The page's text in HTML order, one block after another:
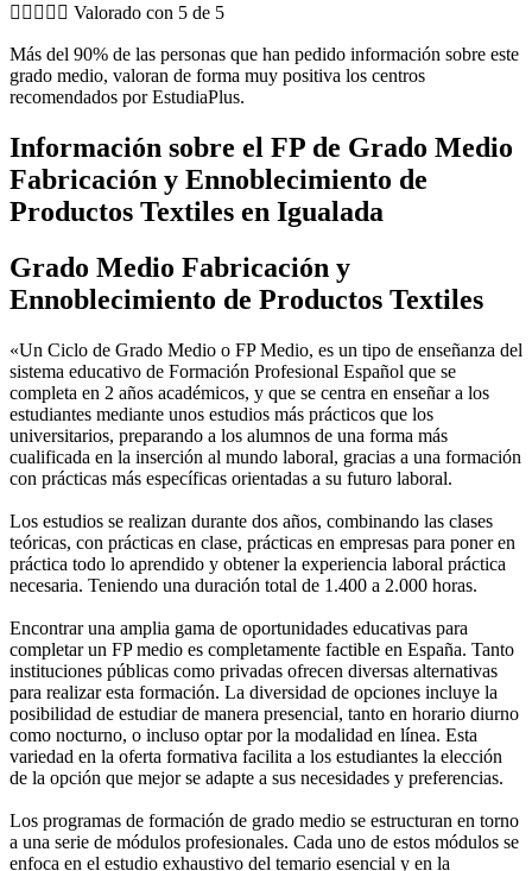
     Valorado con 5 de 5
Más del 90% de las personas que han pedido información sobre este
grado medio, valoran de forma muy positiva los centros
recomendados por EstudiaPlus.
Información sobre el FP de Grado Medio
Fabricación y Ennoblecimiento de
Productos Textiles en Igualada
Grado Medio Fabricación y
Ennoblecimiento de Productos Textiles
«Un Ciclo de Grado Medio o FP Medio, es un tipo de enseñanza del
sistema educativo de Formación Profesional Español que se
completa en 2 años académicos, y que se centra en enseñar a los
estudiantes mediante unos estudios más prácticos que los
universitarios, preparando a los alumnos de una forma más
cualificada en la inserción al mundo laboral, gracias a una formación
con prácticas más específicas orientadas a su futuro laboral.
Los estudios se realizan durante dos años, combinando las clases
teóricas, con prácticas en clase, prácticas en empresas para poner en
práctica todo lo aprendido y obtener la experiencia laboral práctica
necesaria. Teniendo una duración total de 1.400 a 2.000 horas.
Encontrar una amplia gama de oportunidades educativas para
completar un FP medio es completamente factible en España. Tanto
instituciones públicas como privadas ofrecen diversas alternativas
para realizar esta formación. La diversidad de opciones incluye la
posibilidad de estudiar de manera presencial, tanto en horario diurno
como nocturno, o incluso optar por la modalidad en línea. Esta
variedad en la oferta formativa facilita a los estudiantes la elección
de la opción que mejor se adapte a sus necesidades y preferencias.
Los programas de formación de grado medio se estructuran en torno
a una serie de módulos profesionales. Cada uno de estos módulos se
enfoca en el estudio exhaustivo del temario esencial y en la